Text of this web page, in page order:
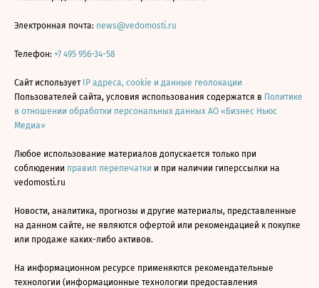
Электронная почта: news@vedomosti.ru
Телефон: +7 495 956-34-58
Сайт использует IP адреса, cookie и данные геолокации
Пользователей сайта, условия использования содержатся в Политике
в отношении обработки персональных данных АО «Бизнес Ньюс
Медиа»
Любое использование материалов допускается только при
соблюдении правил перепечатки и при наличии гиперссылки на
vedomosti.ru
Новости, аналитика, прогнозы и другие материалы, представленные
на данном сайте, не являются офертой или рекомендацией к покупке
или продаже каких-либо активов.
На информационном ресурсе применяются рекомендательные
технологии (информационные технологии предоставления